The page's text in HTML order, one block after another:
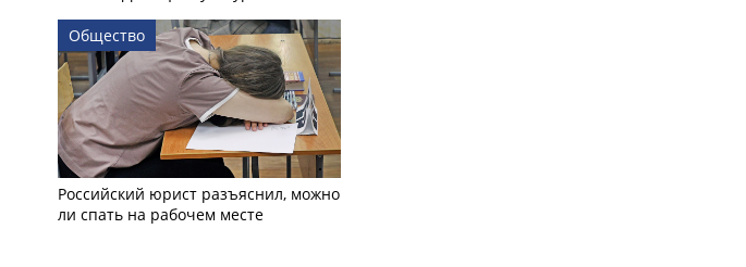
Общество
Российский юрист разъяснил, можно
ли спать на рабочем месте